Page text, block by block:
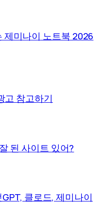
제미나이 노트북 2026
고 참고하기
된 사이트 있어?
클로드, 제미나이